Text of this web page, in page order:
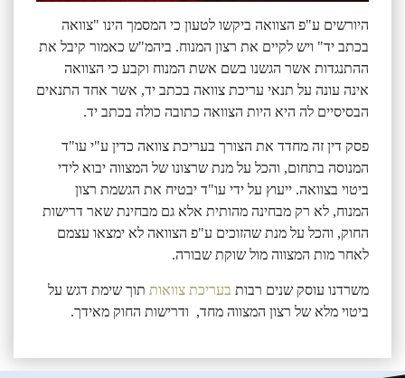
היורשים ע"פ הצוואה ביקשו לטעון כי המסמך הינו "צוואה
בכתב יד" ויש לקיים את רצון המנוח. ביהמ"ש כאמור קיבל את
ההתנגדות אשר הגשנו בשם אשת המנוח וקבע כי הצוואה
אינה עונה על תנאי עריכת צוואה בכתב יד, אשר אחד התנאים
הבסיסיים לה היא היות הצוואה כתובה כולה בכתב יד.
פסק דין זה מחדד את הצורך בעריכת צוואה כדין ע"י עו"ד
המנוסה בתחום, והכל על מנת שרצונו של המצווה יבוא לידי
ביטוי בצוואה. ייעוץ על ידי עו"ד יבטיח את הגשמת רצון
המנוח, לא רק מבחינה מהותית אלא גם מבחינת שאר דרישות
החוק, והכל על מנת שהזוכים ע"פ הצוואה לא ימצאו עצמם
לאחר מות המצווה מול שוקת שבורה.
משרדנו עוסק שנים רבות בעריכת צוואות תוך שימת דגש על
ביטוי מלא של רצון המצווה מחד, ודרישות החוק מאידך.